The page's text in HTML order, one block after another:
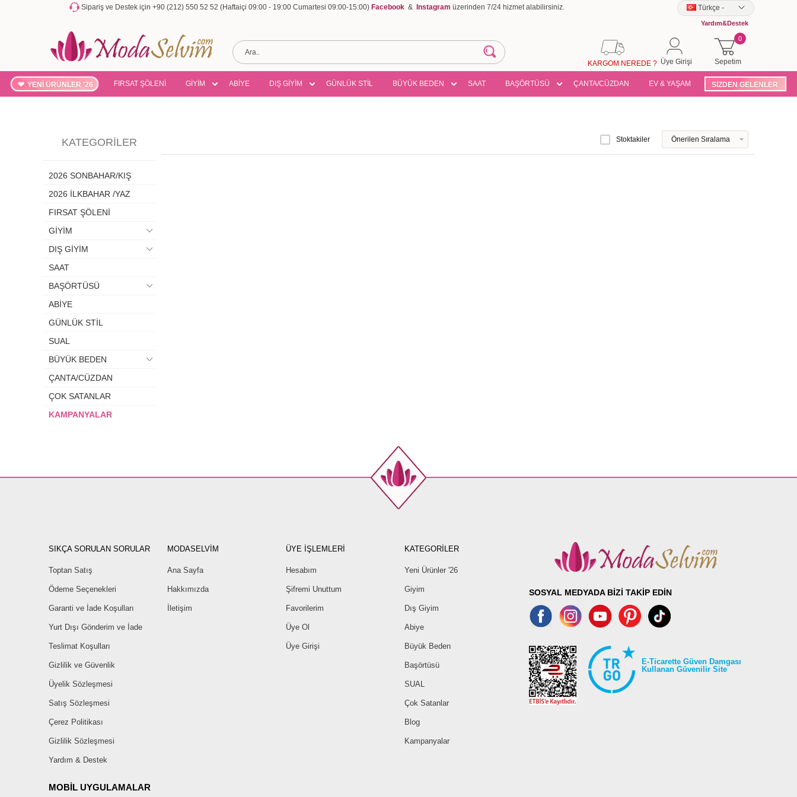
Sipariş ve Destek için +90 (212) 550 52 52 (Haftaiçi 09:00 - 19:00 Cumartesi 09:00-15:00) Facebook & Instagram üzerinden 7/24 hizmet alabilirsiniz. Türkçe -
Yardım&Destek
Sepetim
0
Üye Girişi
KARGOM NEREDE ?
YENİ ÜRÜNLER '26 FIRSAT ŞÖLENİ GİYİM ABİYE DIŞ GİYİM GÜNLÜK STİL BÜYÜK BEDEN SAAT BAŞÖRTÜSÜ ÇANTA/CÜZDAN EV & YAŞAM SİZDEN GELENLER
KATEGORILER
2026 SONBAHAR/KIŞ
2026 İLKBAHAR /YAZ
FIRSAT ŞÖLENİ
GİYİM
DIŞ GİYİM
SAAT
BAŞÖRTÜSÜ
ABİYE
GÜNLÜK STİL
SUAL
BÜYÜK BEDEN
ÇANTA/CÜZDAN
ÇOK SATANLAR
KAMPANYALAR
Stoktakiler
SIKÇA SORULAN SORULAR
Toptan Satış
Ödeme Seçenekleri
Garanti ve İade Koşulları
Yurt Dışı Gönderim ve İade
Teslimat Koşulları
Gizlilik ve Güvenlik
Üyelik Sözleşmesi
Satış Sözleşmesi
Çerez Politikası
Gizlilik Sözleşmesi
Yardım & Destek
MODASELVİM
Ana Sayfa
Hakkımızda
İletişim
ÜYE İŞLEMLERİ
Hesabım
Şifremi Unuttum
Favorilerim
Üye Ol
Üye Girişi
KATEGORİLER
Yeni Ürünler '26
Giyim
Dış Giyim
Abiye
Büyük Beden
Başörtüsü
SUAL
Çok Satanlar
Blog
Kampanyalar
MOBİL UYGULAMALAR
SOSYAL MEDYADA BİZİ TAKİP EDİN
E-Ticarette Güven Damgası
Kullanan Güvenilir Site